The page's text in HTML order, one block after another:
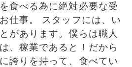
食べる為に絶対必要な受
仕事。 スタッフには、い
があります。僕らは職人
、稼業であると！だから
誇りを持って、食べてい